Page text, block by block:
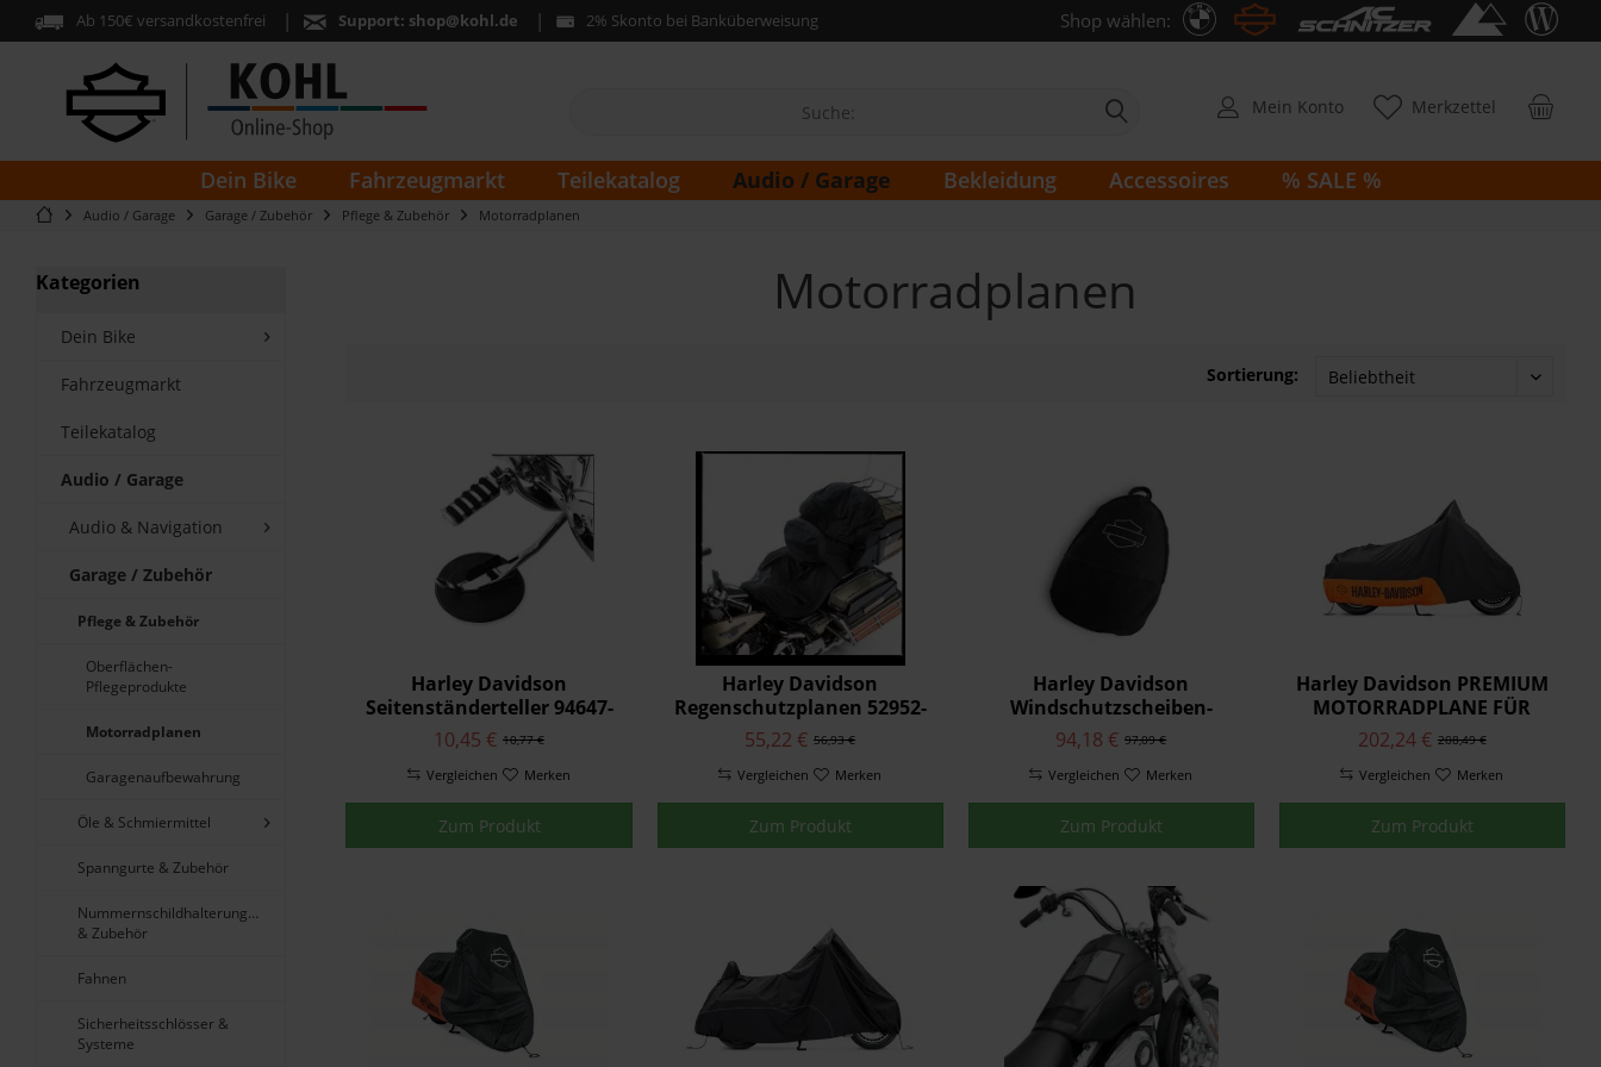
Ab 150€ versandkostenfrei Support: shop@kohl.de 2% Skonto bei Banküberweisung Shop wählen:
Merkzettel
Mein Konto
Dein Bike Fahrzeugmarkt Teilekatalog Audio / Garage Bekleidung Accessoires % SALE %
Audio / Garage Garage / Zubehör Pflege & Zubehör Motorradplanen
Kategorien
Dein Bike
Fahrzeugmarkt
Teilekatalog
Audio / Garage
Audio & Navigation
Garage / Zubehör
Pflege & Zubehör
Oberflächen-
Pflegeprodukte
Motorradplanen
Garagenaufbewahrung
Öle & Schmiermittel
Spanngurte & Zubehör
Nummernschildhalterungen
& Zubehör
Fahnen
Sicherheitsschlösser &
Systeme
Motorradplanen
Sortierung:
Harley Davidson
Seitenständerteller 94647-
98 10,77 €
10,45 €
Vergleichen Merken
Zum Produkt
Harley Davidson
Regenschutzplanen 52952-
97 56,93 €
55,22 €
Vergleichen Merken
Zum Produkt
Harley Davidson
Windschutzscheiben-
Aufbewahrungstasche,
Baumwolle 95982-98B
97,09 €
94,18 €
Vergleichen Merken
Zum Produkt
Harley Davidson PREMIUM
MOTORRADPLANE FÜR
INNEN 93100019
208,49 €
202,24 €
Vergleichen Merken
Zum Produkt